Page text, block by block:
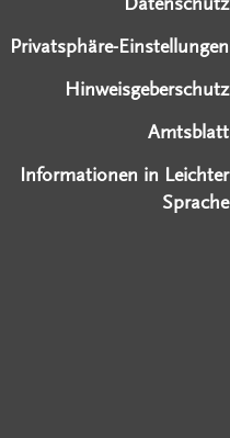
Privatsphäre-Einstellungen
Hinweisgeberschutz
Amtsblatt
Informationen in Leichter
Sprache